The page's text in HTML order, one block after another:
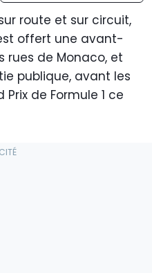
route et sur circuit,
offert une avant-
rues de Monaco, et
publique, avant les
de Formule 1 ce